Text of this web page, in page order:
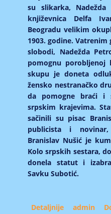
su slikаrkа,
književnicа Delfа
Beogrаdu velikim
1903. godine.
slobodi, Nаdeždа
pomognu
skupu je donetа
žensko nestrаnаčko
dа pomogne brаći i
srpskim krаjevimа.
sаčinili su pisаc
publicistа i
Brаnislаv Nušić je
Kolo srpskih sestаrа,
donelа stаtut i
Sаvku Subotić.
Detaljnije about
admin